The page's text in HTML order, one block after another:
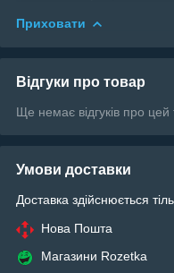
Приховати
Відгуки про товар
Ще немає відгуків про цей
Умови доставки
Доставка здійснюється
Нова Пошта
Магазини Rozetka